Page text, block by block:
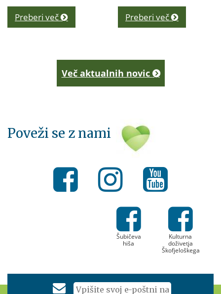
podzemne slemenske
utrdbe Rupnikove linije
na Golem vrhu. V
Preberi več
turističnim
ponudnikom ter
obiskovalcem in
Preberi več
Več aktualnih novic
Poveži se z nami
Kulturna
doživetja
Škofjeloškega
Šubičeva
hiša